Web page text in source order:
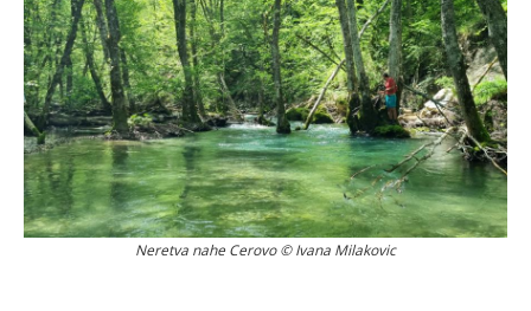
Neretva nahe Cerovo © Ivana Milakovic
Wissenschaftlerin im Kamp in Ulog © Ivana Milakovic